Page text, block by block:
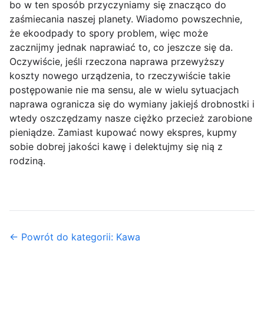
bo w ten sposób przyczyniamy się znacząco do
zaśmiecania naszej planety. Wiadomo powszechnie,
że ekoodpady to spory problem, więc może
zacznijmy jednak naprawiać to, co jeszcze się da.
Oczywiście, jeśli rzeczona naprawa przewyższy
koszty nowego urządzenia, to rzeczywiście takie
postępowanie nie ma sensu, ale w wielu sytuacjach
naprawa ogranicza się do wymiany jakiejś drobnostki i
wtedy oszczędzamy nasze ciężko przecież zarobione
pieniądze. Zamiast kupować nowy ekspres, kupmy
sobie dobrej jakości kawę i delektujmy się nią z
rodziną.
← Powrót do kategorii: Kawa